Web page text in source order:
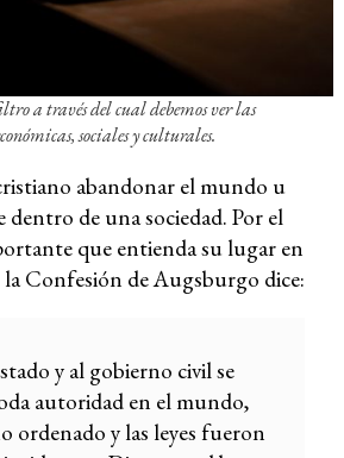
a través del cual debemos ver las
sociales y culturales.
abandonar el mundo u
dentro de una sociedad. Por el
que entienda su lugar en
Confesión de Augsburgo dice:
y al gobierno civil se
autoridad en el mundo,
ordenado y las leyes fueron